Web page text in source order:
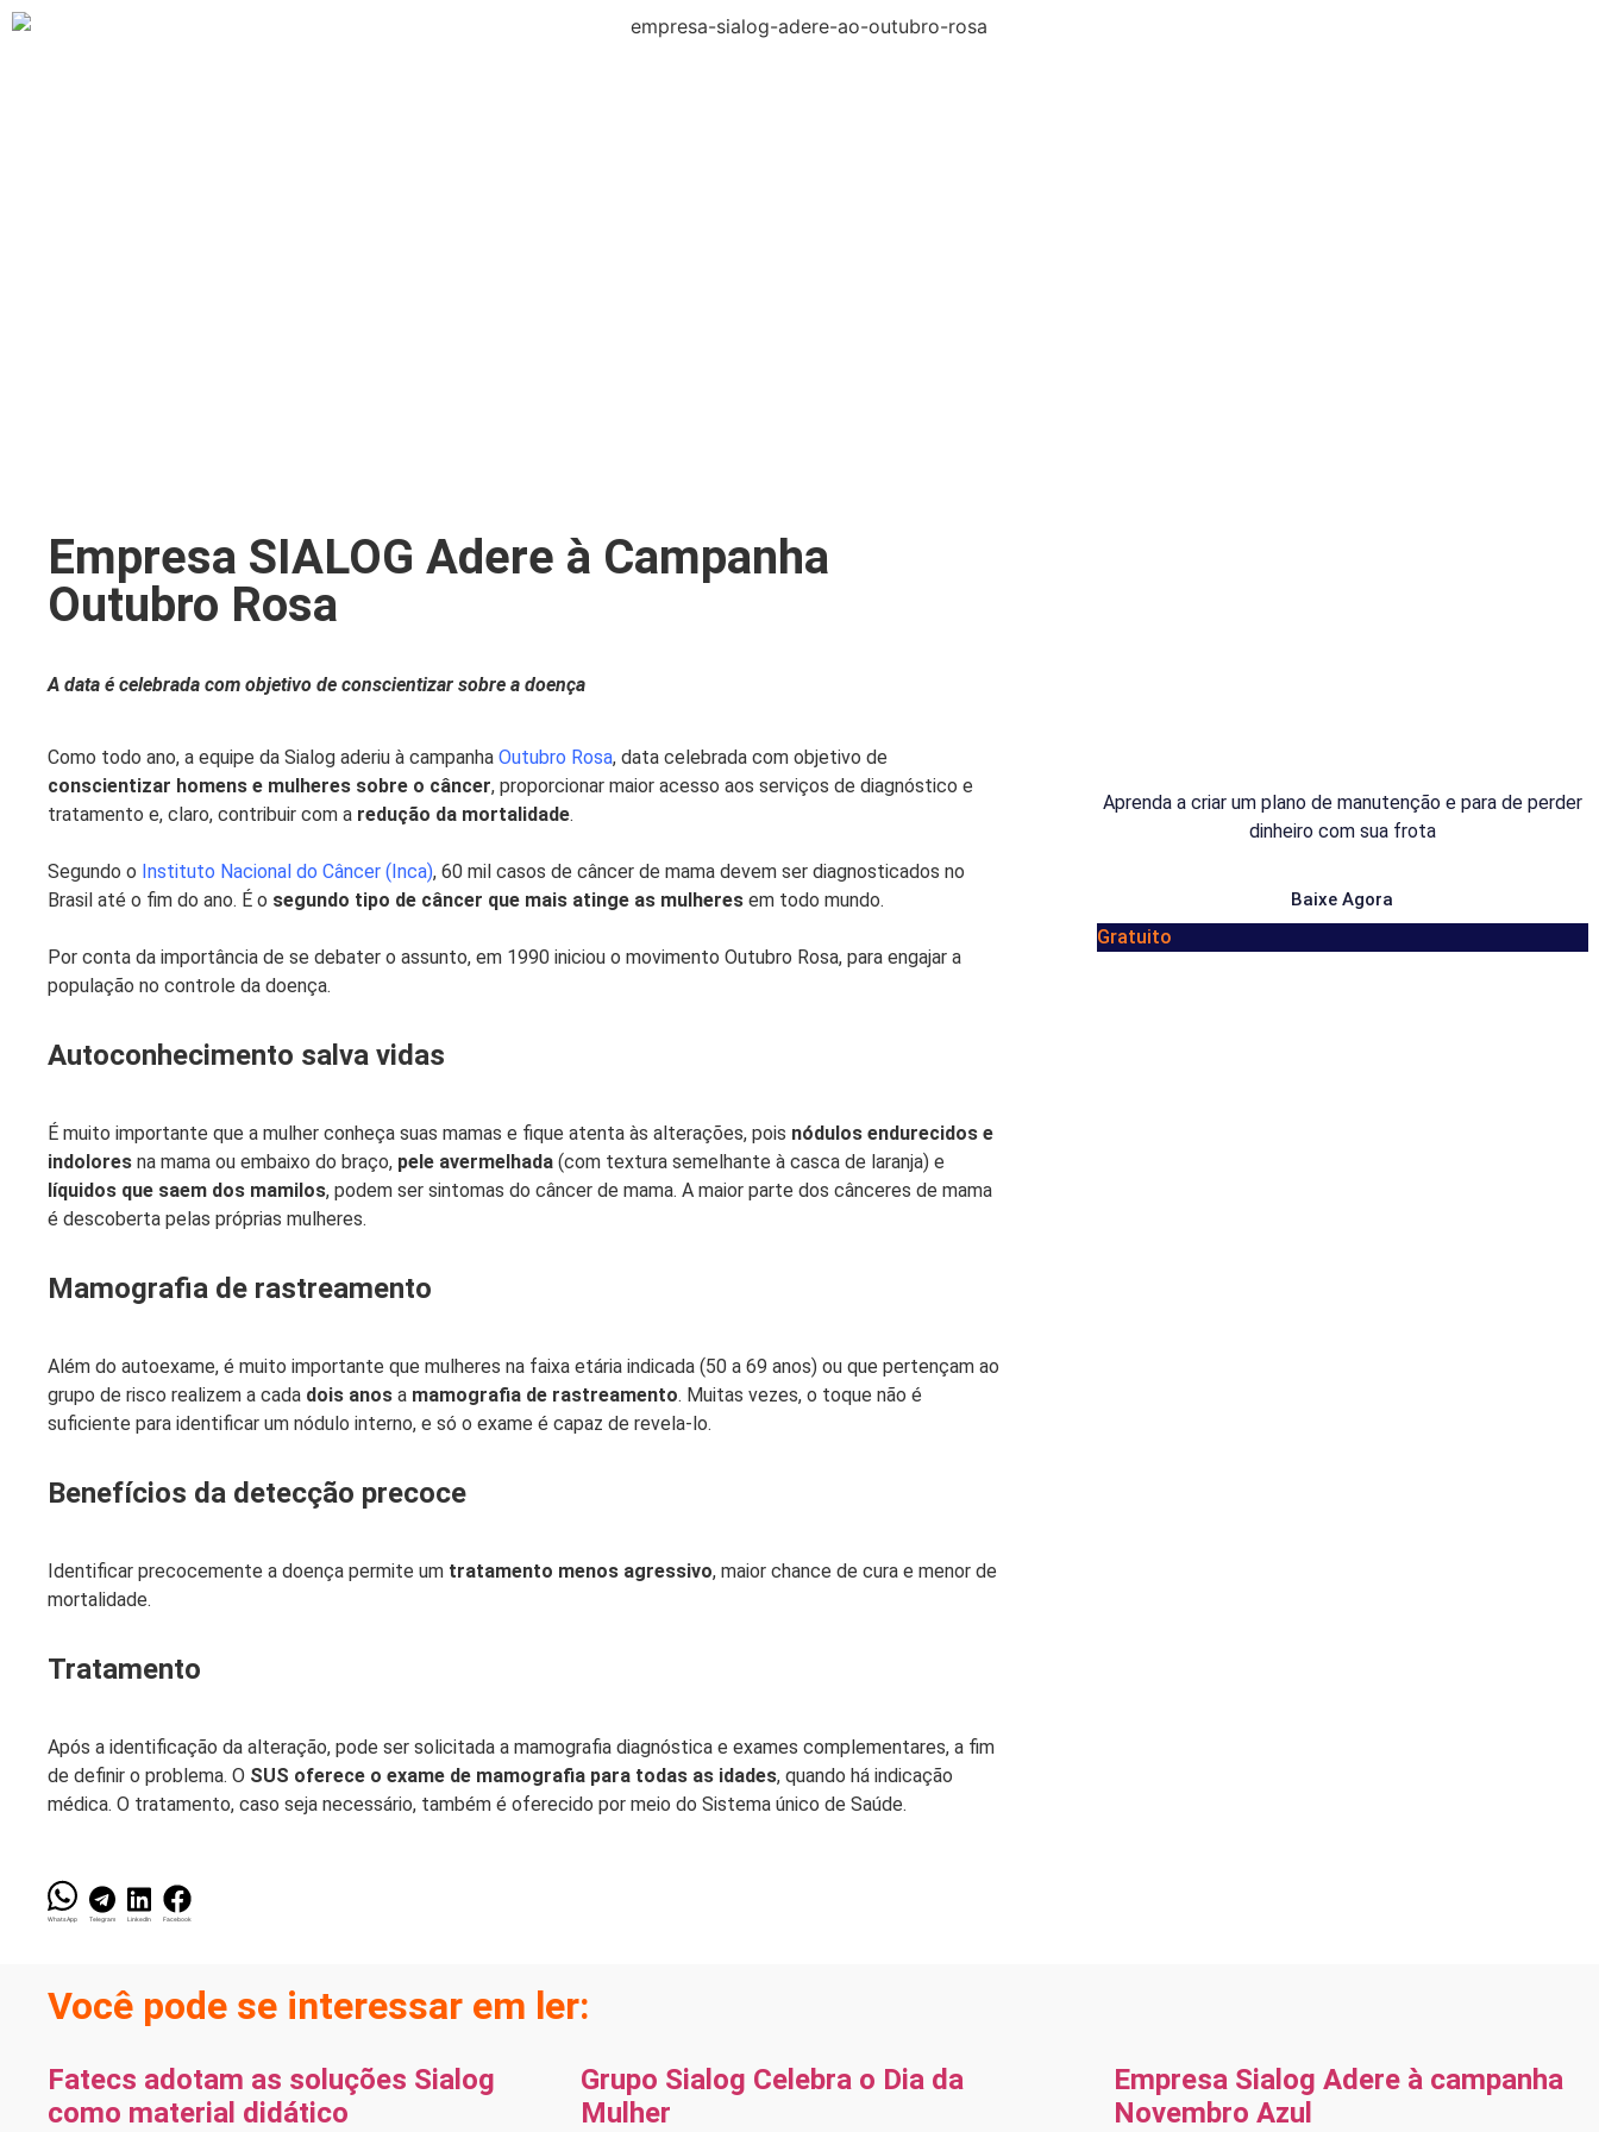
Empresa SIALOG Adere à Campanha
Outubro Rosa
A data é celebrada com objetivo de conscientizar sobre a doença
Como todo ano, a equipe da Sialog aderiu à campanha Outubro Rosa, data celebrada com objetivo de
conscientizar homens e mulheres sobre o câncer, proporcionar maior acesso aos serviços de diagnóstico e
tratamento e, claro, contribuir com a redução da mortalidade.
Segundo o Instituto Nacional do Câncer (Inca), 60 mil casos de câncer de mama devem ser diagnosticados no
Brasil até o fim do ano. É o segundo tipo de câncer que mais atinge as mulheres em todo mundo.
Por conta da importância de se debater o assunto, em 1990 iniciou o movimento Outubro Rosa, para engajar a
população no controle da doença.
Autoconhecimento salva vidas
É muito importante que a mulher conheça suas mamas e fique atenta às alterações, pois nódulos endurecidos e
indolores na mama ou embaixo do braço, pele avermelhada (com textura semelhante à casca de laranja) e
líquidos que saem dos mamilos, podem ser sintomas do câncer de mama. A maior parte dos cânceres de mama
é descoberta pelas próprias mulheres.
Mamografia de rastreamento
Além do autoexame, é muito importante que mulheres na faixa etária indicada (50 a 69 anos) ou que pertençam ao
grupo de risco realizem a cada dois anos a mamografia de rastreamento. Muitas vezes, o toque não é
suficiente para identificar um nódulo interno, e só o exame é capaz de revela-lo.
Benefícios da detecção precoce
Identificar precocemente a doença permite um tratamento menos agressivo, maior chance de cura e menor de
mortalidade.
Tratamento
Após a identificação da alteração, pode ser solicitada a mamografia diagnóstica e exames complementares, a fim
de definir o problema. O SUS oferece o exame de mamografia para todas as idades, quando há indicação
médica. O tratamento, caso seja necessário, também é oferecido por meio do Sistema único de Saúde.
WhatsApp Telegram LinkedIn Facebook
Aprenda a criar um plano de manutenção e para de perder
dinheiro com sua frota
Baixe Agora
Gratuito
Você pode se interessar em ler:
Fatecs adotam as soluções Sialog
como material didático
Grupo Sialog Celebra o Dia da
Mulher
Empresa Sialog Adere à campanha
Novembro Azul